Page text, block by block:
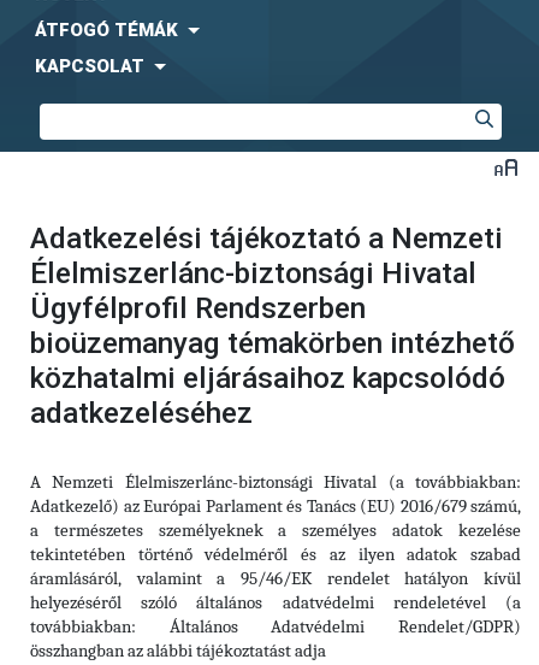
ÁTFOGÓ TÉMÁK
KAPCSOLAT
Adatkezelési tájékoztató a Nemzeti
Élelmiszerlánc-biztonsági Hivatal
Ügyfélprofil Rendszerben
bioüzemanyag témakörben intézhető
közhatalmi eljárásaihoz kapcsolódó
adatkezeléséhez
A Nemzeti Élelmiszerlánc-biztonsági Hivatal (a továbbiakban:
Adatkezelő) az Európai Parlament és Tanács (EU) 2016/679 számú,
a természetes személyeknek a személyes adatok kezelése
tekintetében történő védelméről és az ilyen adatok szabad
áramlásáról, valamint a 95/46/EK rendelet hatályon kívül
helyezéséről szóló általános adatvédelmi rendeletével (a
továbbiakban: Általános Adatvédelmi Rendelet/GDPR)
összhangban az alábbi tájékoztatást adja